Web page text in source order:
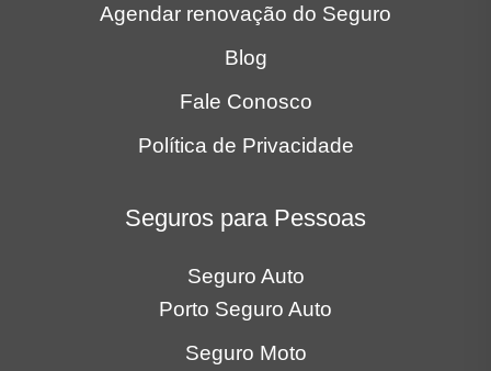
Agendar renovação do Seguro
Blog
Fale Conosco
Política de Privacidade
Seguros para Pessoas
Seguro Auto
Porto Seguro Auto
Seguro Moto